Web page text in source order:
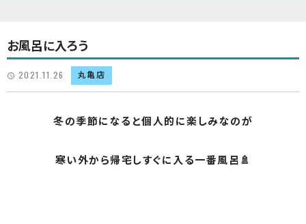
お風呂に入ろう
2021.11.26 丸亀店
冬の季節になると個人的に楽しみなのが
寒い外から帰宅しすぐに入る一番風呂🚿